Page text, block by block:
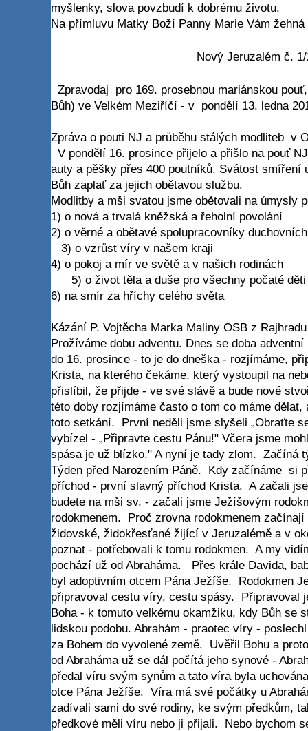
myšlenky, slova povzbudí k dobrému životu.
Na přímluvu Matky Boží Panny Marie Vám žehná
Nový Jeruzalém č. 1/
Zpravodaj pro 169. prosebnou mariánskou
Bůh) ve Velkém Meziříčí - v pondělí 13. ledna
Zpráva o pouti NJ a průběhu stálých modliteb v
V pondělí 16. prosince přijelo a přišlo na pouť
auty a pěšky přes 400 poutníků. Svátost smíření
Bůh zaplať za jejich obětavou službu.
Modlitby a mši svatou jsme obětovali na úmysly
1) o nová a trvalá kněžská a řeholní povolání
2) o věrné a obětavé spolupracovníky
3) o vzrůst víry v našem kraji
4) o pokoj a mír ve světě a v našich rodinách
5) o život těla a duše pro všechny počaté
6) na smír za hříchy celého světa
Kázání P. Vojtěcha Marka Maliny OSB z
Prožíváme dobu adventu. Dnes se doba
do 16. prosince - to je do dneška - rozjímáme,
Krista, na kterého čekáme, který vystoupil na
přislíbil, že přijde - ve své slávě a bude nové
této doby rozjímáme často o tom co máme dělat,
toto setkání. První neděli jsme slyšeli „Obraťte
vybízel - „Připravte cestu Pánu!" Včera jsme
spása je už blízko." A nyní je tady zlom. Začíná
Týden před Narozením Páně. Kdy začínáme si
příchod - první slavný příchod Krista. A začali
budete na mši sv. - začali jsme Ježíšovým
rodokmenem. Proč zrovna rodokmenem
židovské, židokřesťané žijící v Jeruzalémě a v
poznat - potřebovali k tomu rodokmen. A my
pochází už od Abraháma. Přes krále Davida,
byl adoptivním otcem Pána Ježíše. Rodokmen
připravoval cestu víry, cestu spásy. Připravoval
Boha - k tomuto velkému okamžiku, kdy Bůh se
lidskou podobu. Abrahám - praotec víry -
za Bohem do vyvolené země. Uvěřil Bohu a
od Abraháma už se dál počítá jeho synové -
předal víru svým synům a tato víra byla
otce Pána Ježíše. Víra má své počátky u
zadívali sami do své rodiny, ke svým předkům,
předkové měli víru nebo ji přijali. Nebo bychom